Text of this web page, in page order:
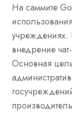
На саммите
внедрение
Основная